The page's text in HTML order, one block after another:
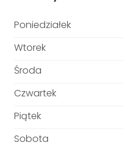
Poniedziałek
Wtorek
Środa
Czwartek
Piątek
Sobota